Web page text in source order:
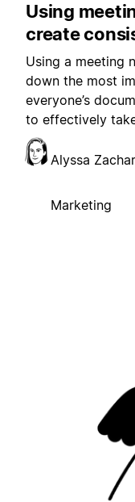
Using
create
Using a meeting
down the most
everyone’s
to effectively
Alyssa
Marketing